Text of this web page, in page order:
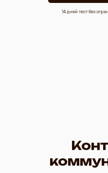
14 дней тест без